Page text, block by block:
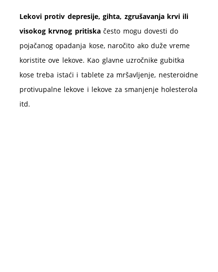
Lekovi protiv depresije, gihta, zgrušavanja krvi ili
visokog krvnog pritiskačesto mogu dovesti do
pojačanog opadanja kose, naročito ako duže vreme
koristite ove lekove. Kao glavne uzročnike gubitka
kose treba istaći i tablete za mršavljenje, nesteroidne
protivupalne lekove i lekove za smanjenje holesterola
itd.